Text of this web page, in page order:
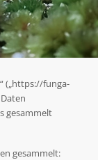
(„https://funga-
gesammelt
gesammelt: